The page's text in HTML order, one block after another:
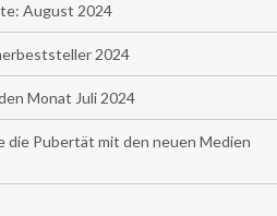
August 2024
2024
Monat Juli 2024
die Pubertät mit den neuen Medien